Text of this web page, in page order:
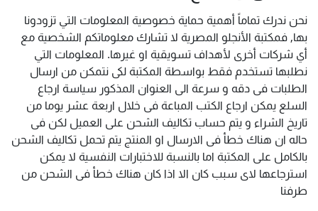
نحن ندرك تماماً أهمية حماية خصوصية المعلومات التي تزودونا
بها, فمكتبة الأنجلو المصرية لا تشارك معلوماتكم الشخصية مع
أي شركات أخرى لأهداف تسويقية او غيرها. المعلومات التي
نطلبها تستخدم فقط بواسطة المكتبة لكى نتمكن من ارسال
الطلبات فى دقه و سرعة الى العنوان المذكور سياسة ارجاع
السلع يمكن ارجاع الكتب المباعة فى خلال اربعة عشر يوما من
تاريخ الشراء و يتم حساب تكاليف الشحن على العميل لكن فى
حاله ان هناك خطأ فى الارسال او المنتج يتم تحمل تكاليف الشحن
بالكامل على المكتبة اما بالنسبة للاختبارات النفسية لا يمكن
استرجاعها لاى سبب كان الا اذا كان هناك خطأ فى الشحن من
طرفنا